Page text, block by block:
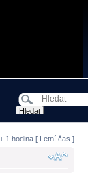
1 hodina [ Letní čas ]